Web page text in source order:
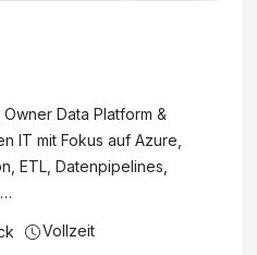
Data Platform &
IT mit Fokus auf Azure,
ETL, Datenpipelines,
Vollzeit